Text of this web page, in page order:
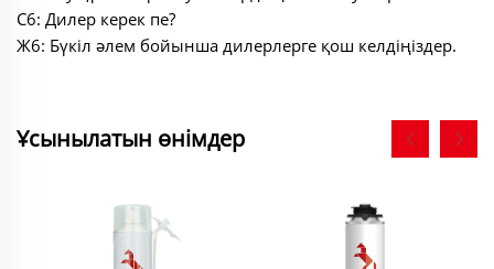
С6: Дилер керек пе?
Ж6: Бүкіл әлем бойынша дилерлерге қош келдіңіздер.
Ұсынылатын өнімдер